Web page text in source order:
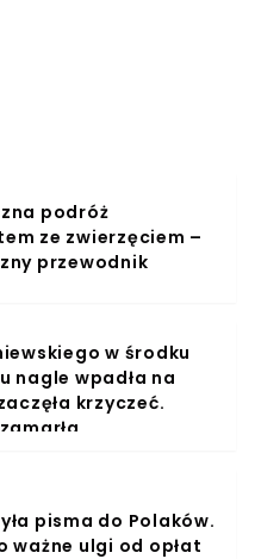
podróż
ze zwierzęciem –
przewodnik
w środku
nagle wpadła na
krzyczeć.
pisma do Polaków.
ważne ulgi od opłat